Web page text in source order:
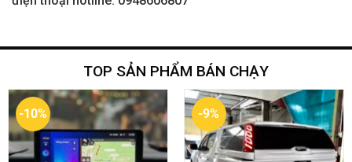
TOP SẢN PHẨM BÁN CHẠY
-10% -9%